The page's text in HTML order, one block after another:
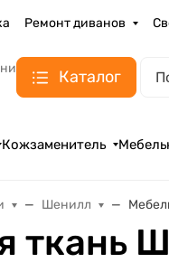
Ремонт диванов
Каталог
Кожзаменитель
Шенилл
ткань